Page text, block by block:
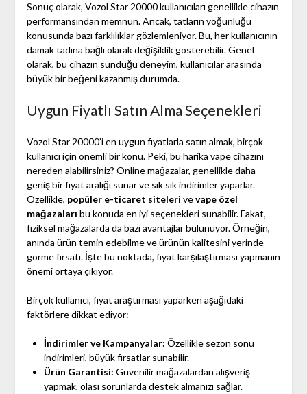
Sonuç olarak, Vozol Star 20000 kullanıcıları genellikle cihazın
performansından memnun. Ancak, tatların yoğunluğu
konusunda bazı farklılıklar gözlemleniyor. Bu, her kullanıcının
damak tadına bağlı olarak değişiklik gösterebilir. Genel
olarak, bu cihazın sunduğu deneyim, kullanıcılar arasında
büyük bir beğeni kazanmış durumda.
Uygun Fiyatlı Satın Alma Seçenekleri
Vozol Star 20000’i en uygun fiyatlarla satın almak, birçok
kullanıcı için önemli bir konu. Peki, bu harika vape cihazını
nereden alabilirsiniz? Online mağazalar, genellikle daha
geniş bir fiyat aralığı sunar ve sık sık indirimler yaparlar.
Özellikle, popüler e-ticaret siteleri vevape özel
mağazaları bu konuda en iyi seçenekleri sunabilir. Fakat,
fiziksel mağazalarda da bazı avantajlar bulunuyor. Örneğin,
anında ürün temin edebilme ve ürünün kalitesini yerinde
görme fırsatı. İşte bu noktada, fiyat karşılaştırması yapmanın
önemi ortaya çıkıyor.
Birçok kullanıcı, fiyat araştırması yaparken aşağıdaki
faktörlere dikkat ediyor:
İndirimler ve Kampanyalar: Özellikle sezon sonu
indirimleri, büyük fırsatlar sunabilir.
Ürün Garantisi: Güvenilir mağazalardan alışveriş
yapmak, olası sorunlarda destek almanızı sağlar.